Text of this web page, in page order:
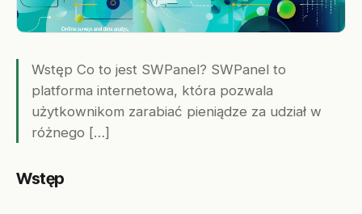
Wstęp Co to jest SWPanel? SWPanel to
platforma internetowa, która pozwala
użytkownikom zarabiać pieniądze za udział w
różnego […]
Wstęp